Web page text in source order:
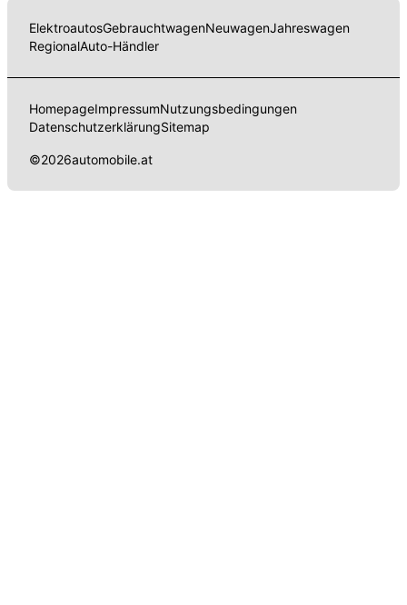
ElektroautosGebrauchtwagenNeuwagenJahreswagen
RegionalAuto-Händler
HomepageImpressumNutzungsbedingungen
DatenschutzerklärungSitemap
©2026automobile.at